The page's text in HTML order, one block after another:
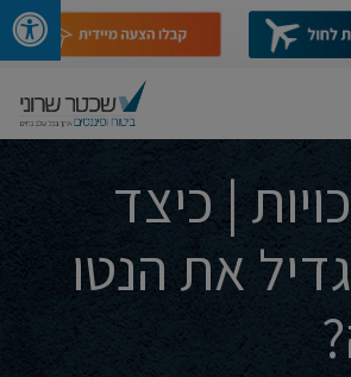
| כיצד
את הנטו